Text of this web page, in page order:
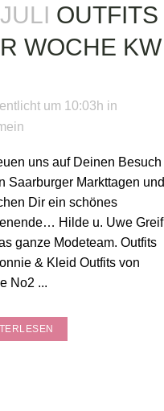
OUTFITS
WOCHE KW
um 10:03h in
uns auf Deinen Besuch
Saarburger Markttagen und
Dir ein schönes
Hilde u. Uwe Greif
ganze Modeteam. Outfits
& Kleid Outfits von
No2 ...